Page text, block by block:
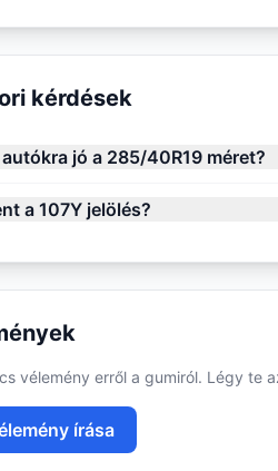
kérdések
jó a 285/40R19 méret?
a 107Y jelölés?
vélemény erről a gumiról. Légy te
írása